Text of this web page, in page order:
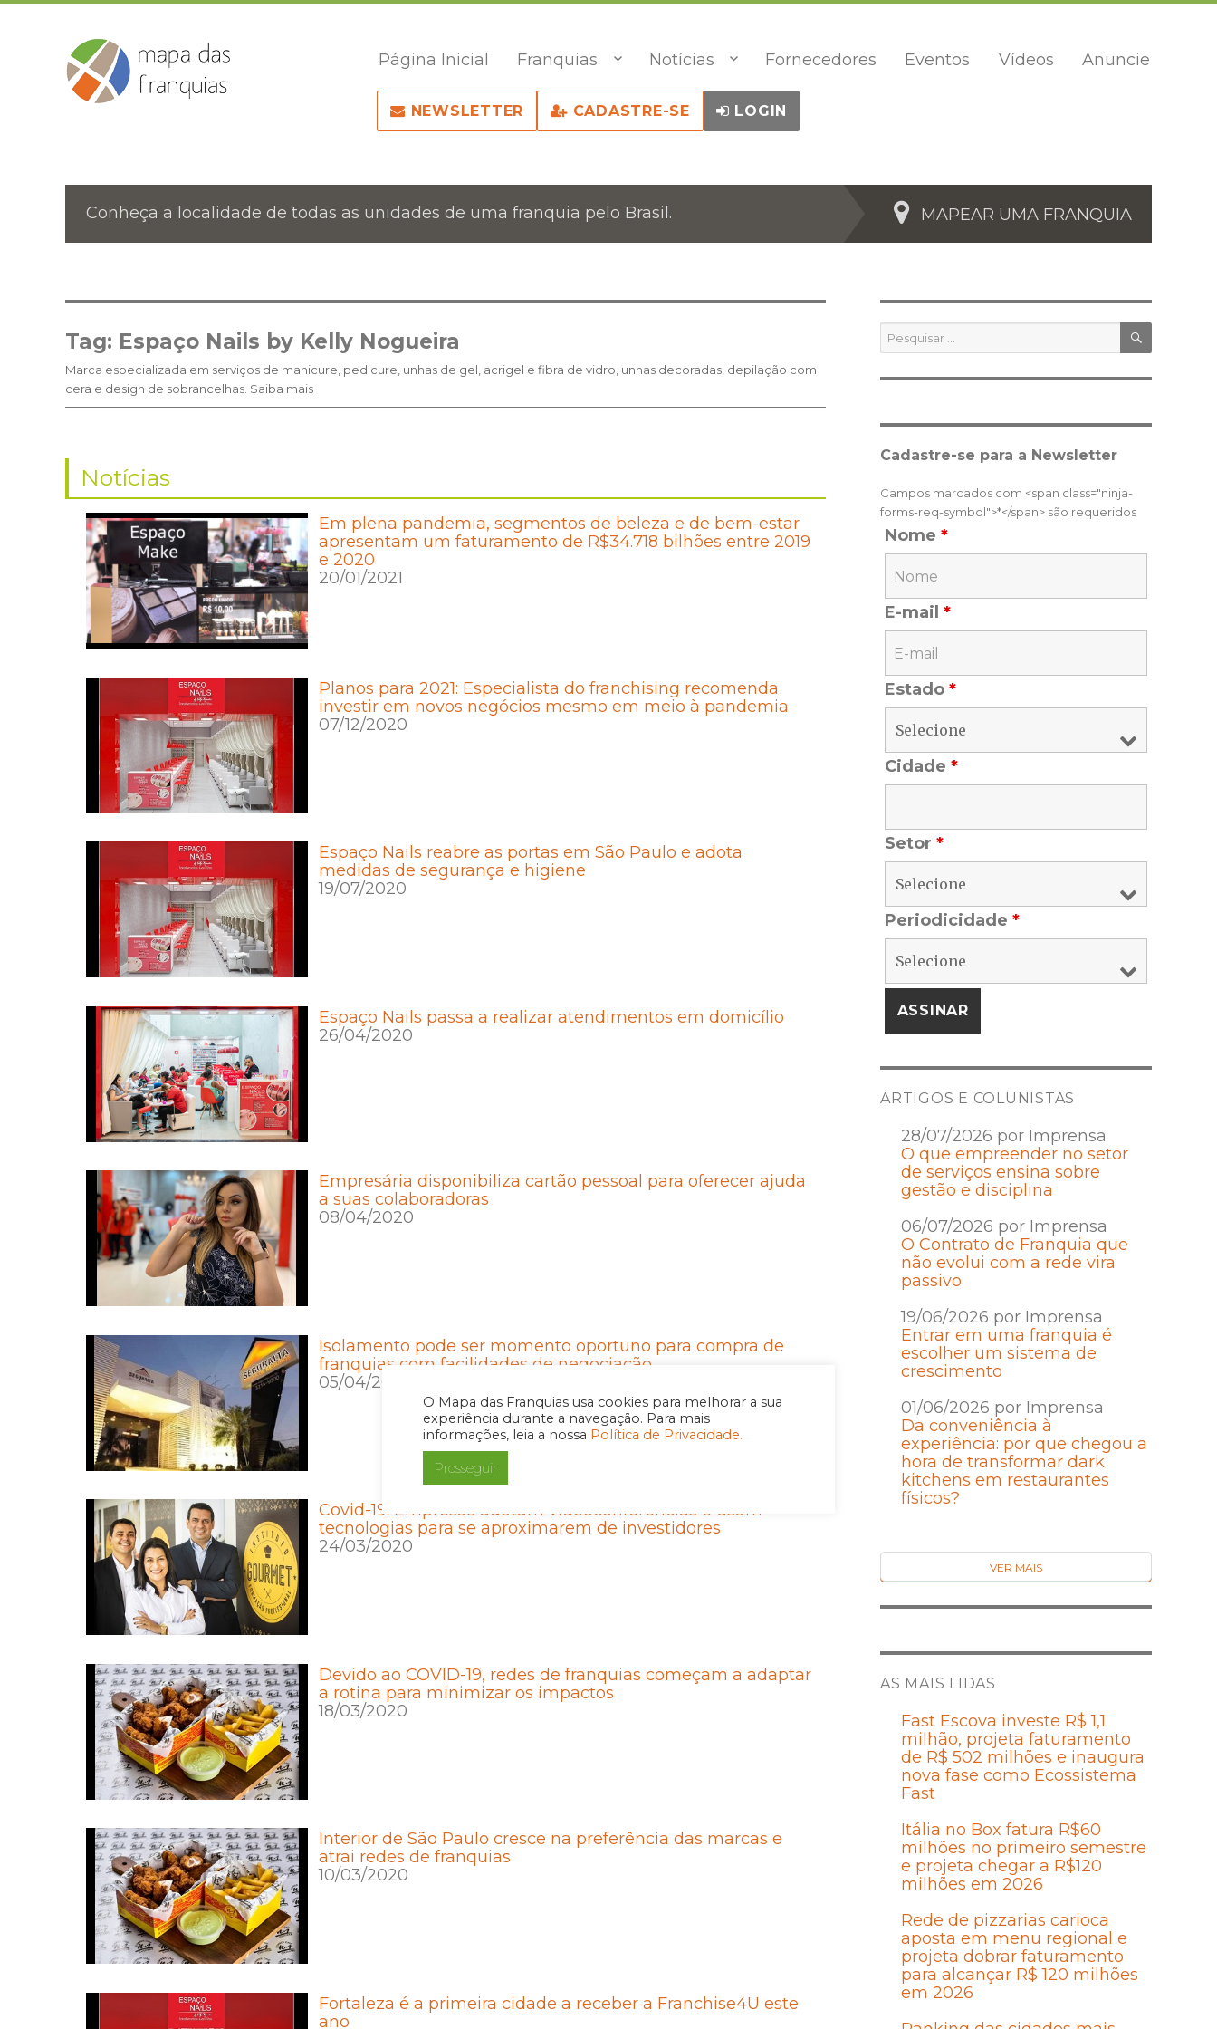
O Mapa das Franquias usa cookies para melhorar a sua
experiência durante a navegação. Para mais
informações, leia a nossa Política de Privacidade.
Prosseguir
Página Inicial Franquias Notícias Fornecedores Eventos Vídeos Anuncie
NEWSLETTER CADASTRE-SE LOGIN
Conheça a localidade de todas as unidades de uma franquia pelo Brasil. MAPEAR UMA FRANQUIA
Tag: Espaço Nails by Kelly Nogueira
Marca especializada em serviços de manicure, pedicure, unhas de gel, acrigel e fibra de vidro, unhas decoradas, depilação com
cera e design de sobrancelhas. Saiba mais
Notícias
Em plena pandemia, segmentos de beleza e de bem-estar
apresentam um faturamento de R$34.718 bilhões entre 2019
e 2020
20/01/2021
Planos para 2021: Especialista do franchising recomenda
investir em novos negócios mesmo em meio à pandemia
07/12/2020
Espaço Nails reabre as portas em São Paulo e adota
medidas de segurança e higiene
19/07/2020
Espaço Nails passa a realizar atendimentos em domicílio
26/04/2020
Empresária disponibiliza cartão pessoal para oferecer ajuda
a suas colaboradoras
08/04/2020
Isolamento pode ser momento oportuno para compra de
franquias com facilidades de negociação
05/04/2020
Covid-19: Empresas adotam videoconferências e usam
tecnologias para se aproximarem de investidores
24/03/2020
Devido ao COVID-19, redes de franquias começam a adaptar
a rotina para minimizar os impactos
18/03/2020
Interior de São Paulo cresce na preferência das marcas e
atrai redes de franquias
10/03/2020
Fortaleza é a primeira cidade a receber a Franchise4U este
ano
Pesquisar
por:
Cadastre-se para a Newsletter
Campos marcados com <span class="ninja-
forms-req-symbol">*</span> são requeridos
Nome *
E-mail *
Estado *
Cidade *
Setor *
Periodicidade *
ARTIGOS E COLUNISTAS
28/07/2026 por Imprensa
O que empreender no setor
de serviços ensina sobre
gestão e disciplina
06/07/2026 por Imprensa
O Contrato de Franquia que
não evolui com a rede vira
passivo
19/06/2026 por Imprensa
Entrar em uma franquia é
escolher um sistema de
crescimento
01/06/2026 por Imprensa
Da conveniência à
experiência: por que chegou a
hora de transformar dark
kitchens em restaurantes
físicos?
VER MAIS
AS MAIS LIDAS
Fast Escova investe R$ 1,1
milhão, projeta faturamento
de R$ 502 milhões e inaugura
nova fase como Ecossistema
Fast
Itália no Box fatura R$60
milhões no primeiro semestre
e projeta chegar a R$120
milhões em 2026
Rede de pizzarias carioca
aposta em menu regional e
projeta dobrar faturamento
para alcançar R$ 120 milhões
em 2026